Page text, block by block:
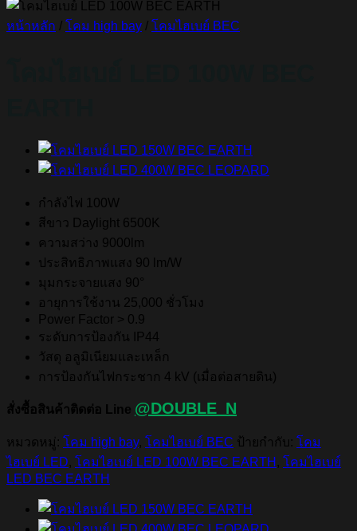
หน้าหลัก / โคม high bay / โคมไฮเบย์ BEC
กำลังไฟ 100W
สีขาว Daylight 6500K
ความสว่าง 9000lm
ประสิทธิภาพแสง 90 lm/W
มุมกระจายแสง 90°
อายุการใช้งาน 25,000 ชั่วโมง
Power Factor > 0.9
ระดับการป้องกัน IP44
วัสดุ อลูมิเนียมและเหล็ก
การป้องกันไฟกระชาก 4 kV (เมื่อต่อสายดิน)
สั่งซื้อสินค้าติดต่อ Line @DOUBLE_N
หมวดหมู่: โคม high bay, โคมไฮเบย์ BEC ป้ายกำกับ: โคม
ไฮเบย์ LED, โคมไฮเบย์ LED 100W BEC EARTH , โคมไฮเบย์
LED BEC EARTH